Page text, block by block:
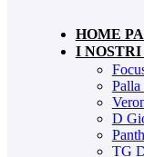
HOME
I
D
TG